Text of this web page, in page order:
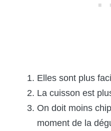
Elles sont plus
La cuisson est
On doit moins
moment de la